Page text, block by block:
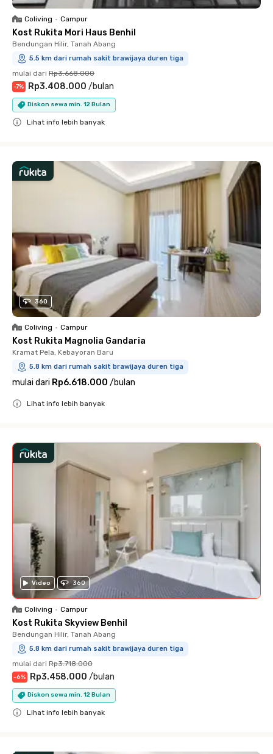
Coliving • Campur
Kost Rukita Mori Haus Benhil
Bendungan Hilir, Tanah Abang
5.5 km dari rumah sakit brawijaya duren tiga
mulai dari Rp3.668.000
-7% Rp3.408.000 /bulan
Diskon sewa min. 12 Bulan
Lihat info lebih banyak
360
Coliving • Campur
Kost Rukita Magnolia Gandaria
Kramat Pela, Kebayoran Baru
5.8 km dari rumah sakit brawijaya duren tiga
mulai dari Rp6.618.000 /bulan
Lihat info lebih banyak
Video 360
Coliving • Campur
Kost Rukita Skyview Benhil
Bendungan Hilir, Tanah Abang
5.8 km dari rumah sakit brawijaya duren tiga
mulai dari Rp3.718.000
-6% Rp3.458.000 /bulan
Diskon sewa min. 12 Bulan
Lihat info lebih banyak